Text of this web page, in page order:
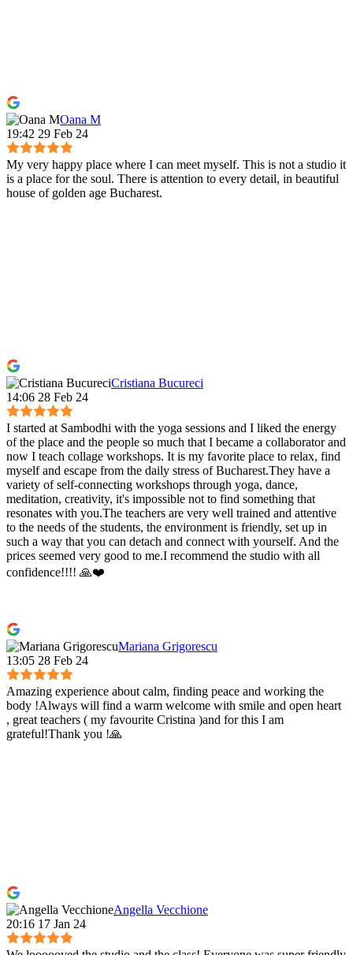
Oana M
19:42 29 Feb 24
My very happy place where I can meet myself. This is not a studio it
is a place for the soul. There is attention to every detail, in beautiful
house of golden age Bucharest.
Cristiana Bucureci
14:06 28 Feb 24
I started at Sambodhi with the yoga sessions and I liked the energy
of the place and the people so much that I became a collaborator and
now I teach collage workshops. It is my favorite place to relax, find
myself and escape from the daily stress of Bucharest.They have a
variety of self-connecting workshops through yoga, dance,
meditation, creativity, it's impossible not to find something that
resonates with you.The teachers are very well trained and attentive
to the needs of the students, the environment is friendly, set up in
such a way that you can detach and connect with yourself. And the
prices seemed very good to me.I recommend the studio with all
confidence!!!! 🙏❤️
Mariana Grigorescu
13:05 28 Feb 24
Amazing experience about calm, finding peace and working the
body !Always will find a warm welcome with smile and open heart
, great teachers ( my favourite Cristina )and for this I am
grateful!Thank you !🙏
Angella Vecchione
20:16 17 Jan 24